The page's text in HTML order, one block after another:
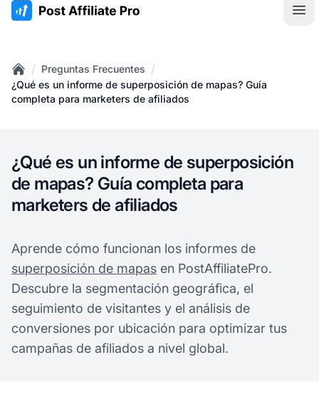
:site.title
Home
/ Preguntas Frecuentes /
¿Qué es un informe de superposición de mapas? Guía
completa para marketers de afiliados
¿Qué es un informe de superposición
de mapas? Guía completa para
marketers de afiliados
Aprende cómo funcionan los informes de
superposición de mapas en PostAffiliatePro.
Descubre la segmentación geográfica, el
seguimiento de visitantes y el análisis de
conversiones por ubicación para optimizar tus
campañas de afiliados a nivel global.